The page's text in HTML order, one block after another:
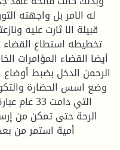
له الامر بل واجهته
قبيلة الا ثارت عليه
تخطيطه استطاع القضاء
أيضا القضاء المؤامرات
الرحمن الدخل بضبط
وضع اسس الحضارة
التي
الرحة حتى تمكن من
أمية استمر من